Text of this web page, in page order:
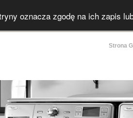
oznacza zgodę na ich zapis
Strona